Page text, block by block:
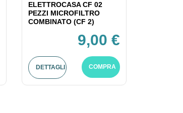
ELETTROCASA CF 02
PEZZI MICROFILTRO
COMBINATO (CF 2)
9,00 €
DETTAGLI COMPRA